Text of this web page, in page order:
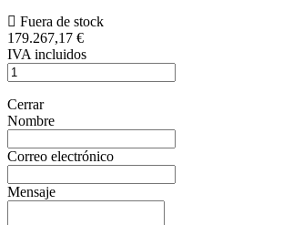
Fuera de stock
179.267,17 €
IVA incluidos
Cerrar
Nombre
Correo electrónico
Mensaje